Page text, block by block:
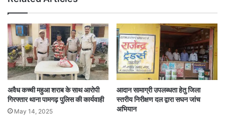
अवैध कच्ची महुआ शराब के साथ आरोपी
गिरफ्तार थाना पामगढ़ पुलिस की कार्यवाही
May 14, 2025
आदान सामाग्री उपलब्धता हेतु जिला
स्तरीय निरीक्षण दल द्वारा सघन जांच
अभियान